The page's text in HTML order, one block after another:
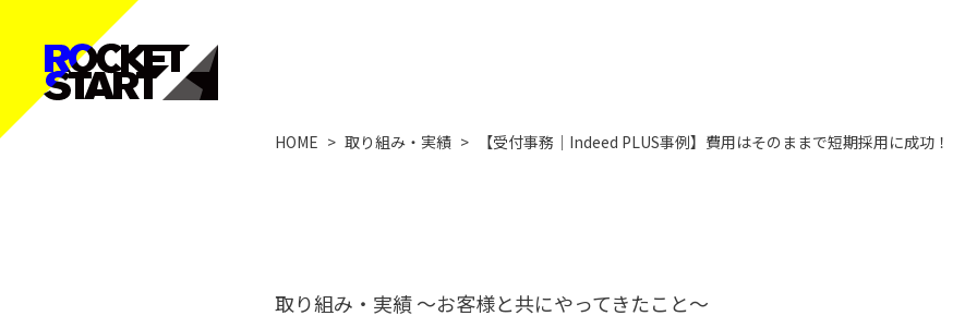
HOME > 取り組み・実績 > 【受付事務｜Indeed PLUS事例】費用はそのままで短期採用に成功！
取り組み・実績〜お客様と共にやってきたこと〜